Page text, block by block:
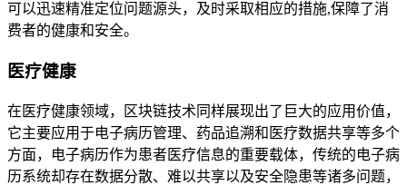
可以迅速精准定位问题源头，及时采取相应的措施,保障了消
费者的健康和安全。
医疗健康
在医疗健康领域，区块链技术同样展现出了巨大的应用价值，
它主要应用于电子病历管理、药品追溯和医疗数据共享等多个
方面，电子病历作为患者医疗信息的重要载体，传统的电子病
历系统却存在数据分散、难以共享以及安全隐患等诸多问题，